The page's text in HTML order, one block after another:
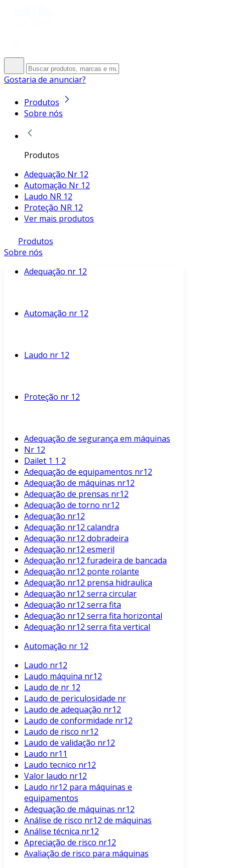
Gostaria de anunciar?
Produtos
Sobre nós
Produtos
Adequação Nr 12
Automação Nr 12
Laudo NR 12
Proteção NR 12
Ver mais produtos
Produtos
Sobre nós
Adequação nr 12
Automação nr 12
Laudo nr 12
Proteção nr 12
Adequação de segurança em máquinas
Nr 12
Dailet 1 1 2
Adequação de equipamentos nr12
Adequação de máquinas nr12
Adequação de prensas nr12
Adequação de torno nr12
Adequação nr12
Adequação nr12 calandra
Adequação nr12 dobradeira
Adequação nr12 esmeril
Adequação nr12 furadeira de bancada
Adequação nr12 ponte rolante
Adequação nr12 prensa hidraulica
Adequação nr12 serra circular
Adequação nr12 serra fita
Adequação nr12 serra fita horizontal
Adequação nr12 serra fita vertical
Automação nr 12
Laudo nr12
Laudo máquina nr12
Laudo de nr 12
Laudo de periculosidade nr
Laudo de adequação nr12
Laudo de conformidade nr12
Laudo de risco nr12
Laudo de validação nr12
Laudo nr11
Laudo tecnico nr12
Valor laudo nr12
Laudo nr12 para máquinas e
equipamentos
Adequação de máquinas nr12
Análise de risco nr12 de máquinas
Análise técnica nr12
Apreciação de risco nr12
Avaliação de risco para máquinas